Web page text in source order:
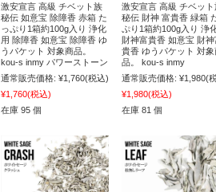
激安宣言 高級 チベット族
秘伝 如意宝 除障香 赤箱 た
っぷり1箱約100g入り 浄化
用 除障香 如意宝 除障香 ゆ
うパケット 対象商品。
kou-s inmy パワーストーン
通常販売価格: ¥1,760(税込)
¥1,760(税込)
在庫 95 個
激安宣言 高級 チベット
秘伝 財神 富貴香 緑箱
ぷり1箱約100g入り 浄
財神富貴香 如意宝 財神
貴香 ゆうパケット 対象
品。 kou-s inmy
通常販売価格: ¥1,980(
¥1,980(税込)
在庫 81 個